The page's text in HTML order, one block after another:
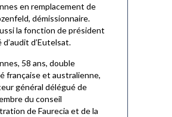
en remplacement de
démissionnaire.
la fonction de président
d’Eutelsat.
58 ans, double
française et australienne,
général délégué de
du conseil
de Faurecia et de la